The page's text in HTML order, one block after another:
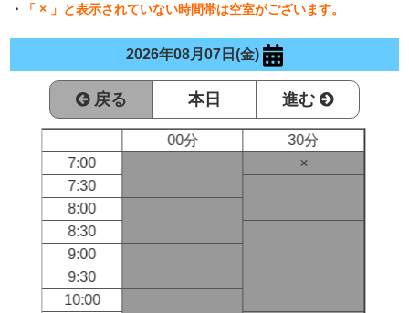
・
「 × 」と表示されていない時間帯は空室がございます。
2026年08月07日(金)
戻る 本日 進む
00分
30分
7:00
×
7:30
8:00
8:30
9:00
9:30
10:00